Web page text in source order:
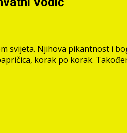
svijeta. Njihova pikantnost i
korak po korak.